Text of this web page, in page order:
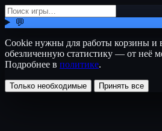
💬
Cookie нужны для работы корзины и
обезличенную статистику — от неё
Подробнее в политике.
Только необходимые Принять все